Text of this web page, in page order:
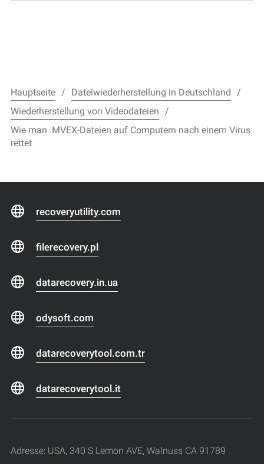
Hauptseite
Dateiwiederherstellung in Deutschland
Wiederherstellung von Videodateien
Wie man .MVEX-Dateien auf Computern nach einem Virus
rettet
recoveryutility.com
filerecovery.pl
datarecovery.in.ua
odysoft.com
datarecoverytool.com.tr
datarecoverytool.it
Adresse: USA, 340 S Lemon AVE, Walnuss CA 91789